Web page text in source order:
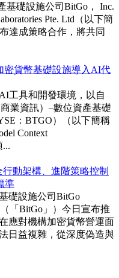
基礎設施公司BitGo， Inc.
Pte. Ltd（以下簡
達成策略合作，將共同
密貨幣基礎設施導入AI代
工具和開發環境，以自
業資訊）–數位資產基礎
：BTGO）（以下簡稱
Context
...
動架構、進階策略控制
準
礎設施公司BitGo
「BitGo」）今日宣布推
應對機構加密貨幣營運面
日益複雜，從深度偽造與